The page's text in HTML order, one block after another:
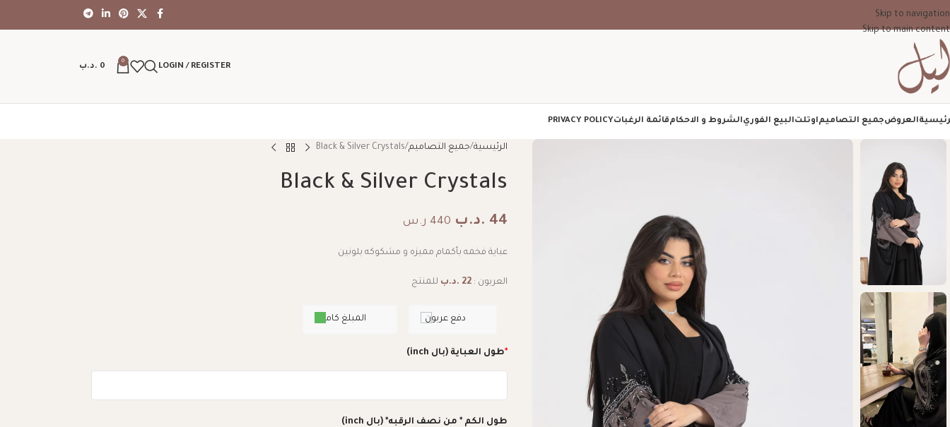
Skip to navigation
Skip to main content
LOGIN / REGISTER
0
0 .د.ب
العروضجميع التصاميماوتلتالبيع الفوريالشروط و الاحكامقائمة الرغباتPRIVACY POLICY
الرئيسية جميع التصاميم Black & Silver Crystals
Black & Silver Crystals
44 .د.ب 440 ر.س
عباية فخمه بأكمام مميزه و مشكوكه بلونين
العربون : 22 .د.ب للمنتج
المبلغ كامل دفع عربون
*طول العباية (بال inch)
طول الكم * من نصف الرقبه* (بال inch)